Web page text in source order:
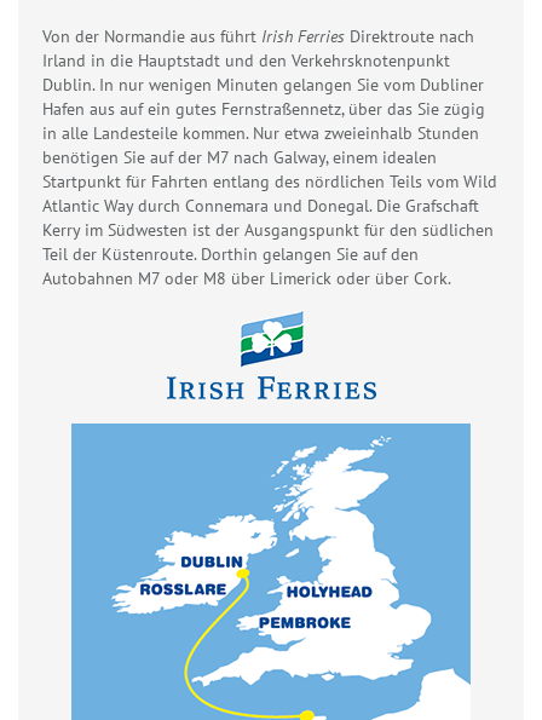
Von der Normandie aus führt Irish Ferries Direktroute nach
Irland in die Hauptstadt und den Verkehrsknotenpunkt
Dublin. In nur wenigen Minuten gelangen Sie vom Dubliner
Hafen aus auf ein gutes Fernstraßennetz, über das Sie zügig
in alle Landesteile kommen. Nur etwa zweieinhalb Stunden
benötigen Sie auf der M7 nach Galway, einem idealen
Startpunkt für Fahrten entlang des nördlichen Teils vom Wild
Atlantic Way durch Connemara und Donegal. Die Grafschaft
Kerry im Südwesten ist der Ausgangspunkt für den südlichen
Teil der Küstenroute. Dorthin gelangen Sie auf den
Autobahnen M7 oder M8 über Limerick oder über Cork.